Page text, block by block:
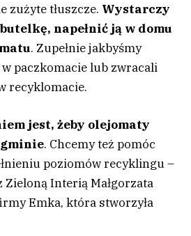
zużyte tłuszcze. Wystarczy
napełnić ją w domu
. Zupełnie jakbyśmy
paczkomacie lub zwracali
recyklomacie.
jest, żeby olejomaty
. Chcemy też pomóc
poziomów recyklingu –
Interią Małgorzata
Emka, która stworzyła